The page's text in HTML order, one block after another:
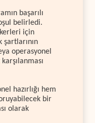
başarılı
belirledi.
için
operasyonel
hazırlığı hem
bir
olarak